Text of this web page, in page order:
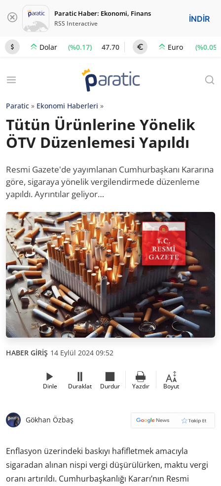
Paratic Haber: Ekonomi, Finans
RSS Interactive İNDİR
Dolar (%0.17) 47.70 Euro (%0.05)
Paratic » Ekonomi Haberleri »
Tütün Ürünlerine Yönelik
ÖTV Düzenlemesi Yapıldı
Resmi Gazete'de yayımlanan Cumhurbaşkanı Kararına
göre, sigaraya yönelik vergilendirmede düzenleme
yapıldı. Ayrıntılar geliyor…
HABER GİRİŞ 14 Eylül 2024 09:52
Dinle Duraklat Durdur Yazdır Boyut
Gökhan Özbaş
Enflasyon üzerindeki baskıyı hafifletmek amacıyla
sigaradan alınan nispi vergi düşürülürken, maktu vergi
oranı artırıldı. Cumhurbaşkanlığı Kararı’nın Resmi